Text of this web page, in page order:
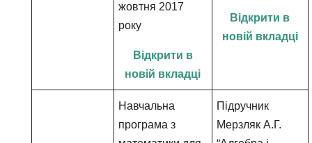
жовтня 2017
року
Відкрити в
новій вкладці
Відкрити в
новій вкладці
Навчальна
програма з
Підручник
Мерзляк А.Г.